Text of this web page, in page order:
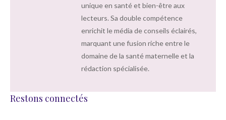
unique en santé et bien-être aux
lecteurs. Sa double compétence
enrichit le média de conseils éclairés,
marquant une fusion riche entre le
domaine de la santé maternelle et la
rédaction spécialisée.
Restons connectés